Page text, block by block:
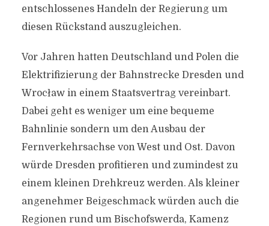
entschlossenes Handeln der Regierung um
diesen Rückstand auszugleichen.
Vor Jahren hatten Deutschland und Polen die
Elektrifizierung der Bahnstrecke Dresden und
Wrocław in einem Staatsvertrag vereinbart.
Dabei geht es weniger um eine bequeme
Bahnlinie sondern um den Ausbau der
Fernverkehrsachse von West und Ost. Davon
würde Dresden profitieren und zumindest zu
einem kleinen Drehkreuz werden. Als kleiner
angenehmer Beigeschmack würden auch die
Regionen rund um Bischofswerda, Kamenz